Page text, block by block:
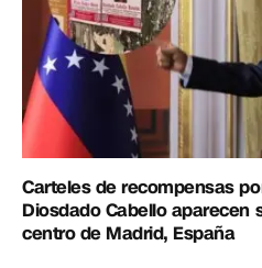
Carteles de recompensas
Diosdado Cabello aparecen
centro de Madrid, España